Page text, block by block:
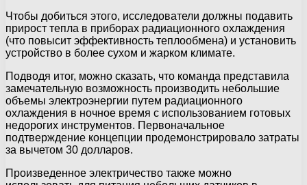
Чтобы добиться этого, исследователи должны подавить
прирост тепла в приборах радиационного охлаждения
(что повысит эффективность теплообмена) и установить
устройство в более сухом и жарком климате.
Подводя итог, можно сказать, что команда представила
замечательную возможность производить небольшие
объемы электроэнергии путем радиационного
охлаждения в ночное время с использованием готовых
недорогих инструментов. Первоначальное
подтверждение концепции продемонстрировало затраты
за вычетом 30 долларов.
Произведенное электричество также можно